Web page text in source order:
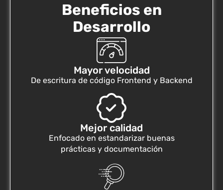
Beneficios en
Desarrollo
Mayor velocidad
De escritura de código Frontend y Backend
Mejor calidad
Enfocado en estandarizar buenas
prácticas y documentación